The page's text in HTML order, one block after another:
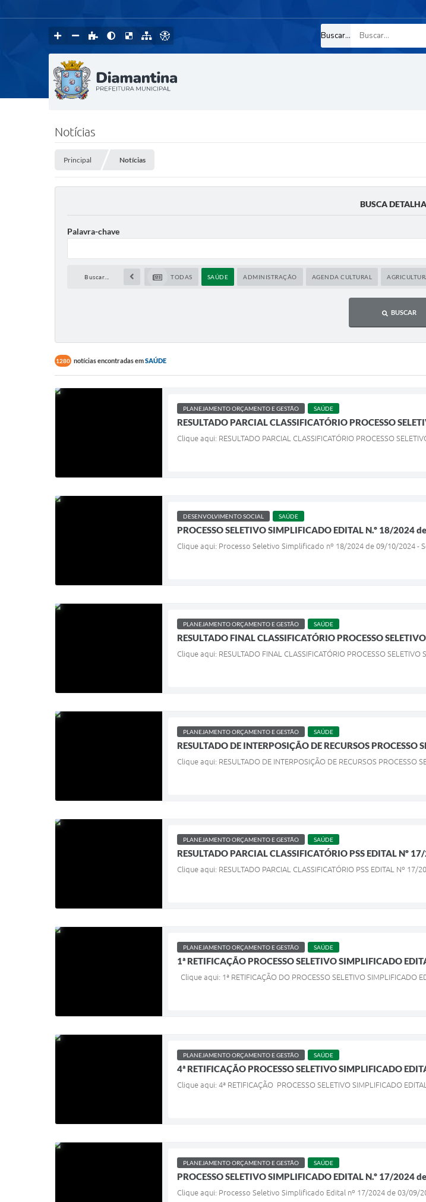
Buscar...
Notícias
Principal Notícias
BUSCA
Palavra-chave
Buscar... TODAS SAÚDE ADMINISTRAÇÃO AGENDA CULTURAL
BUSCAR
1280 notícias encontradas emSAÚDE
PLANEJAMENTO ORÇAMENTO E GESTÃO SAÚDE
RESULTADO PARCIAL CLASSIFICATÓRIO PROCESSO
Clique aqui: RESULTADO PARCIAL CLASSIFICATÓRIO PROCESSO
DESENVOLVIMENTO SOCIAL SAÚDE
PROCESSO SELETIVO SIMPLIFICADO EDITAL N.º 18/2024
Clique aqui: Processo Seletivo Simplificado nº 18/2024 de 09/10/2024 -
PLANEJAMENTO ORÇAMENTO E GESTÃO SAÚDE
RESULTADO FINAL CLASSIFICATÓRIO PROCESSO
Clique aqui: RESULTADO FINAL CLASSIFICATÓRIO PROCESSO
PLANEJAMENTO ORÇAMENTO E GESTÃO SAÚDE
RESULTADO DE INTERPOSIÇÃO DE RECURSOS
Clique aqui: RESULTADO DE INTERPOSIÇÃO DE RECURSOS
PLANEJAMENTO ORÇAMENTO E GESTÃO SAÚDE
RESULTADO PARCIAL CLASSIFICATÓRIO PSS EDITAL Nº
Clique aqui: RESULTADO PARCIAL CLASSIFICATÓRIO PSS EDITAL Nº
PLANEJAMENTO ORÇAMENTO E GESTÃO SAÚDE
1ª RETIFICAÇÃO PROCESSO SELETIVO SIMPLIFICADO
Clique aqui: 1ª RETIFICAÇÃO DO PROCESSO SELETIVO SIMPLIFICADO
PLANEJAMENTO ORÇAMENTO E GESTÃO SAÚDE
4ª RETIFICAÇÃO PROCESSO SELETIVO SIMPLIFICADO
Clique aqui: 4ª RETIFICAÇÃO PROCESSO SELETIVO SIMPLIFICADO
PLANEJAMENTO ORÇAMENTO E GESTÃO SAÚDE
PROCESSO SELETIVO SIMPLIFICADO EDITAL N.º 17/2024
Clique aqui: Processo Seletivo Simplificado Edital nº 17/2024 de 03/09/